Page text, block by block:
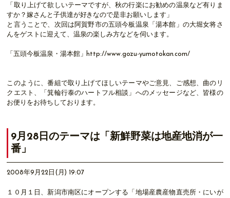
「取り上げて欲しいテーマですが、秋の行楽にお勧めの温泉など有りま
すか？嫁さんと子供達が好きなので是非お願いします」
と言うことで、次回は阿賀野市の五頭今板温泉「湯本館」の大堀女将さ
んをゲストに迎えて、温泉の楽しみ方などを伺います。
「五頭今板温泉・湯本館」http://www.gozu-yumotokan.com/
このように、番組で取り上げてほしいテーマやご意見、ご感想、曲のリ
クエスト、「箕輪行泰のハートフル相談」へのメッセージなど、皆様の
お便りをお待ちしております。
9月28日のテーマは「新鮮野菜は地産地消が一
番」
2008年9月22日(月) 19:07
１０月１日、新潟市南区にオープンする「地場産農産物直売所・にいが